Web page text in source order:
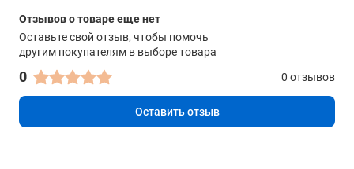
Отзывов о товаре еще нет
Оставьте свой отзыв, чтобы помочь
другим покупателям в выборе товара
0 0 отзывов
Оставить отзыв